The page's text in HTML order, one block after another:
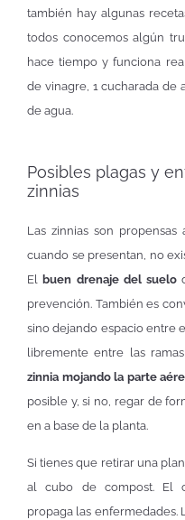
también hay algunas
todos conocemos algún
hace tiempo y funciona
de vinagre, 1 cucharada de
de agua.
Posibles plagas y
zinnias
Las zinnias son propensas
cuando se presentan, no
El buen drenaje del suelo
prevención. También es
sino dejando espacio entre
libremente entre las
zinnia mojando la parte
posible y, si no, regar de
en a base de la planta.
Si tienes que retirar una
al cubo de compost. El
propaga las enfermedades.